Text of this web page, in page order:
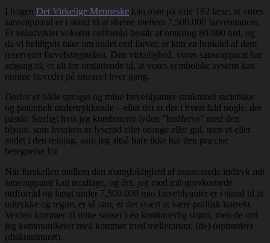
I bogen Det Virkelige Menneske kan man på side 182 læse, at vores
sanseapparat er i stand til at skelne mellem 7,500.000 farvenuancer.
Et veludviklet voksent ordforråd består af omkring 80.000 ord, og
da vi heldigvis taler om andet end farver, er kun en brøkdel af dem
reserveret farvebetegnelser. Den virkelighed, vores sanseapparat har
adgang til, er alt for omfattende til, at vores symbolske system kan
ramme hovedet på sømmet hver gang.
Derfor er både sproget og mine farveblyanter strukturelt racistiske
og potentielt undertrykkende – eller det er der i hvert fald nogle, der
påstår. Særligt hvis jeg kombinerer lyden ”hudfarve” med den
blyant, som hverken er lyserød eller orange eller gul, men et eller
andet i den retning, som jeg altså bare ikke har den præcise
betegnelse for
Når forskellen mellem den mangfoldighed af nuancerede indtryk mit
sanseapparat kan modtage, og det, jeg med mit grovkornede
ordforråd og langt under 7,500.000 mio farveblyanter er i stand til at
udtrykke og tegne, er så stor, er det svært at være politisk korrekt.
Verden kommer til mine sanser i én kontinuerlig strøm, men de ord
jeg kommunikerer med kommer med mellemrum; (de) (optræder)
(diskontinuert).